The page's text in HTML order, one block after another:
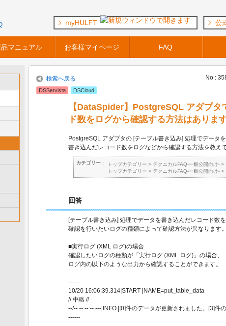
マニュアル お客様マイページ FAQ
myHULFT 公
検索へ戻る No :
DSServista DSCloud
【DataSpider】PostgreSQL アダプタ
ド数をログから確認する方法はありま
PostgreSQL アダプタの [テーブル書き込み] 処理でデータを
書き込んだレコード数をログなどから確認する方法を教えて
カテゴリー : トップカテゴリー > テクニカルFAQ-一般公開向け->
トップカテゴリー > テクニカルFAQ-一般公開向け->
回答
[テーブル書き込み] 処理でデータを書き込んだレコード数を
確認を行いたいログの種類によって確認方法が異なります。
■実行ログ (XML ログ)の場合
確認したいログの種類が「実行ログ (XML ログ)」の場合、
ログ内の以下のような出力から確認することができます。
------
10/20 16:06:39.314|START |NAME=put_table_data
// 中略 //
--/-- --:--:--.---|INFO |[0]件のデータが更新されました。[3]件
------